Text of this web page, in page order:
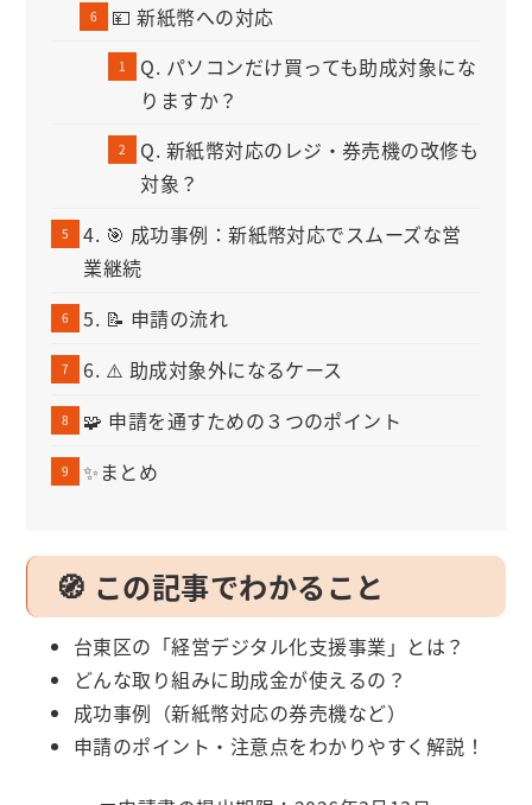
💴 新紙幣への対応
Q. パソコンだけ買っても助成対象にな
りますか？
Q. 新紙幣対応のレジ・券売機の改修も
対象？
4. 🎯 成功事例：新紙幣対応でスムーズな営
業継続
5. 📝 申請の流れ
6. ⚠️ 助成対象外になるケース
🧩 申請を通すための３つのポイント
✨まとめ
🧭 この記事でわかること
台東区の「経営デジタル化支援事業」とは？
どんな取り組みに助成金が使えるの？
成功事例（新紙幣対応の券売機など）
申請のポイント・注意点をわかりやすく解説！